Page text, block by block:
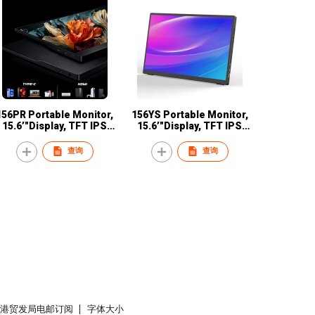
Portable Monitor,
15.6’"Display, TFT IPS
Refresh Rate, USB-C
查询
156YS Portable Monitor,
15.6’"Display, TFT IPS
60Hz Refresh Rate, USB-C
查询
贸发局电邮订阅 字体大小